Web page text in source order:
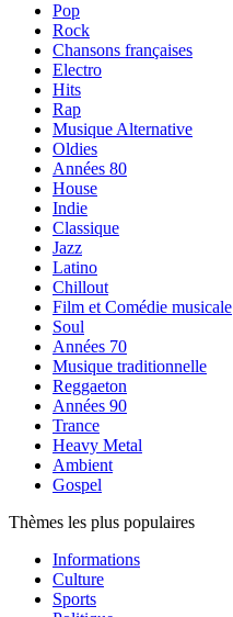
Pop
Rock
Chansons françaises
Electro
Hits
Rap
Musique Alternative
Oldies
Années 80
House
Indie
Classique
Jazz
Latino
Chillout
Film et Comédie musicale
Soul
Années 70
Musique traditionnelle
Reggaeton
Années 90
Trance
Heavy Metal
Ambient
Gospel
Thèmes les plus populaires
Informations
Culture
Sports